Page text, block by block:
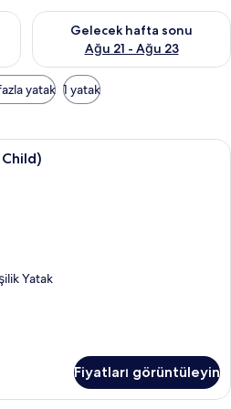
et Ağu 14 - Ağu 16
Gelecek hafta sonu
Ağu 21 - Ağu 23
Önümüzdeki hafta sonu için
yatak 1 yatak
Minibar, odada kasa, masa, güneşlik/
Yatak
Fiyatları görüntüleyin